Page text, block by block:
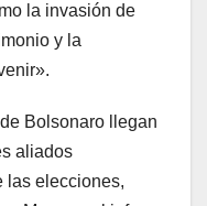
la invasión de
y la
Bolsonaro llegan
aliados
las elecciones,